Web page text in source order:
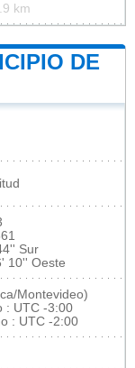
km
DE
Sur
10'' Oeste
Montevideo)
: UTC -3:00
: UTC -2:00